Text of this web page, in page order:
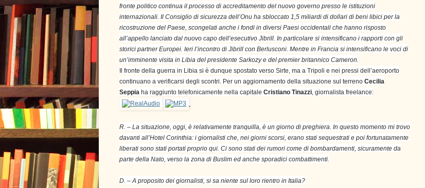
fronte politico continua il processo di accreditamento del nuovo governo presso le istituzioni
internazionali. Il Consiglio di sicurezza dell’Onu ha sbloccato 1,5 miliardi di dollari di beni libici per la
ricostruzione del Paese, scongelati anche i fondi in diversi Paesi occidentali che hanno risposto
all’appello lanciato dal nuovo capo dell’esecutivo Jibrill. In particolare si intensificano i rapporti con gli
storici partner Europei. Ieri l’incontro di Jibrill con Berlusconi. Mentre in Francia si intensificano le voci di
un’imminente visita in Libia del presidente Sarkozy e del premier britannico Cameron.
Il fronte della guerra in Libia si è dunque spostato verso Sirte, ma a Tripoli e nei pressi dell’aeroporto
continuano a verificarsi degli scontri. Per un aggiornamento della situazione sul terreno Cecilia
Seppia ha raggiunto telefonicamente nella capitale Cristiano Tinazzi , giornalista freelance:
R. – La situazione, oggi, è relativamente tranquilla, è un giorno di preghiera. In questo momento mi trovo
davanti all’Hotel Corinthia: i giornalisti che, nei giorni scorsi, erano stati sequestrati e poi fortunatamente
liberati sono stati portati proprio qui. Ci sono stati dei rumori come di bombardamenti, sicuramente da
parte della Nato, verso la zona di Buslim ed anche sporadici combattimenti.
D. – A proposito dei giornalisti, si sa niente sul loro rientro in Italia?